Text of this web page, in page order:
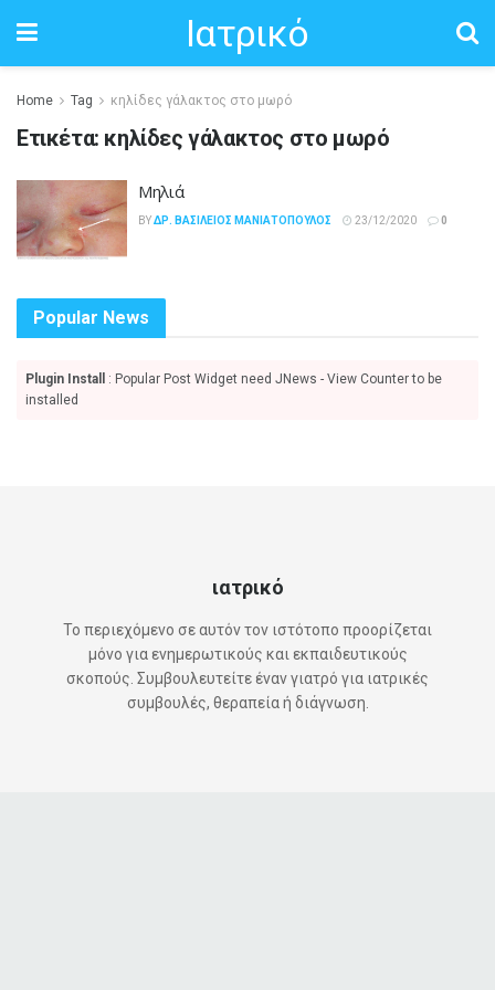
Ιατρικό
Home Tag κηλίδες γάλακτος στο μωρό
Ετικέτα: κηλίδες γάλακτος στο μωρό
Μηλιά
BYΔΡ. ΒΑΣΊΛΕΙΟΣ ΜΑΝΙΑΤΌΠΟΥΛΟΣ 23/12/2020 0
Popular News
Plugin Install
: Popular Post Widget need JNews - View Counter to be
installed
ιατρικό
Το περιεχόμενο σε αυτόν τον ιστότοπο προορίζεται
μόνο για ενημερωτικούς και εκπαιδευτικούς
σκοπούς. Συμβουλευτείτε έναν γιατρό για ιατρικές
συμβουλές, θεραπεία ή διάγνωση.